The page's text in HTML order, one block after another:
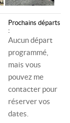
Prochains départs
:
Aucun départ
programmé,
mais vous
pouvez me
contacter pour
réserver vos
dates.